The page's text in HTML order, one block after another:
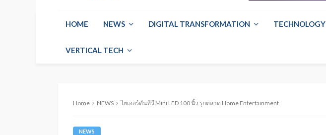
HOME NEWS DIGITAL TRANSFORMATION TECHNOLOGY
VERTICAL TECH
Home NEWS ไฮเออร์ดันทีวี Mini LED 100 นิ้ว รุกตลาด Home Entertainment
NEWS